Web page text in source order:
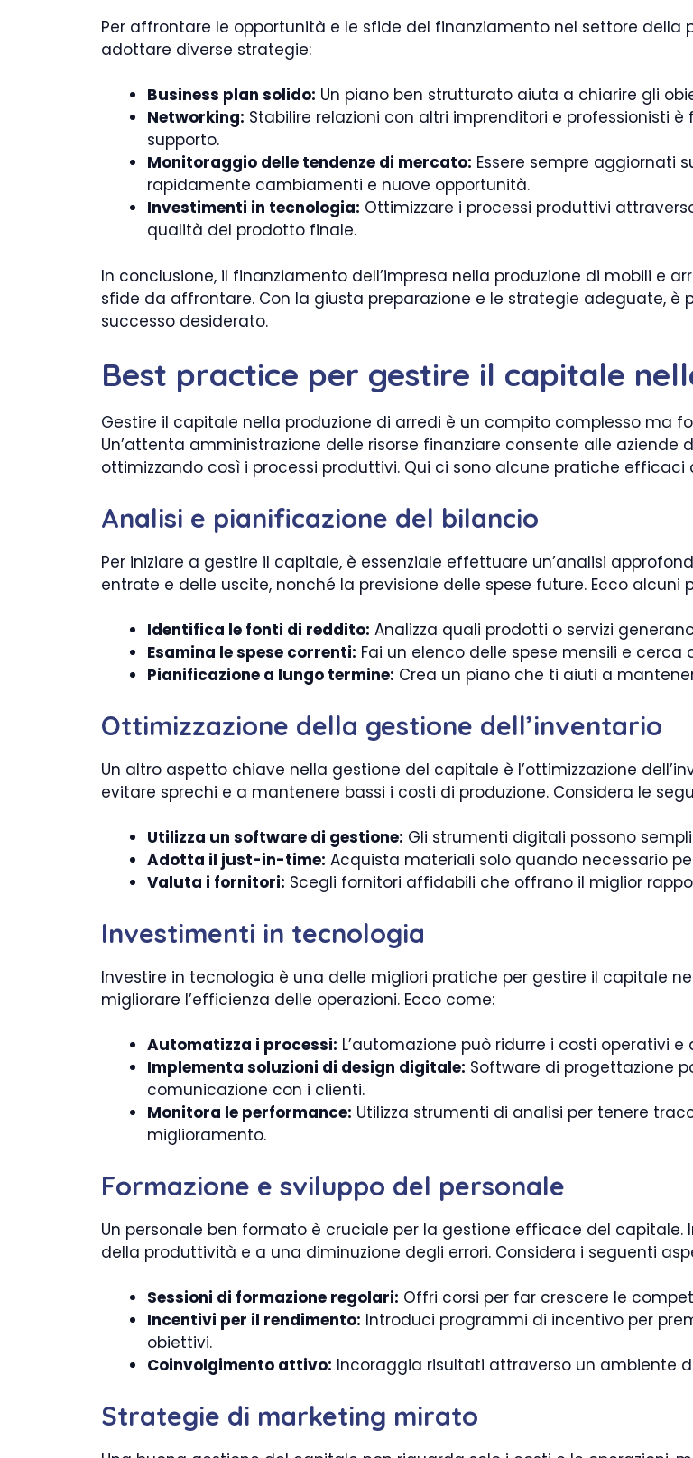
Per affrontare le opportunità e le sfide del finanziamento nel settore della
adottare diverse strategie:
Business plan solido: Un piano ben strutturato aiuta a chiarire gli
Networking: Stabilire relazioni con altri imprenditori e professionisti
supporto.
Monitoraggio delle tendenze di mercato: Essere sempre aggiornati
rapidamente cambiamenti e nuove opportunità.
Investimenti in tecnologia: Ottimizzare i processi produttivi
qualità del prodotto finale.
In conclusione, il finanziamento dell’impresa nella produzione di mobili e
sfide da affrontare. Con la giusta preparazione e le strategie adeguate, è
successo desiderato.
Best practice per gestire il capitale
Gestire il capitale nella produzione di arredi è un compito complesso ma
Un’attenta amministrazione delle risorse finanziare consente alle
ottimizzando così i processi produttivi. Qui ci sono alcune pratiche
Analisi e pianificazione del bilancio
Per iniziare a gestire il capitale, è essenziale effettuare un’analisi
entrate e delle uscite, nonché la previsione delle spese future. Ecco alcuni
Identifica le fonti di reddito: Analizza quali prodotti o servizi
Esamina le spese correnti: Fai un elenco delle spese mensili e cerca
Pianificazione a lungo termine: Crea un piano che ti aiuti a
Ottimizzazione della gestione dell’inventario
Un altro aspetto chiave nella gestione del capitale è l’ottimizzazione
evitare sprechi e a mantenere bassi i costi di produzione. Considera le
Utilizza un software di gestione: Gli strumenti digitali possono
Adotta il just-in-time: Acquista materiali solo quando necessario
Valuta i fornitori: Scegli fornitori affidabili che offrano il miglior
Investimenti in tecnologia
Investire in tecnologia è una delle migliori pratiche per gestire il capitale
migliorare l’efficienza delle operazioni. Ecco come:
Automatizza i processi: L’automazione può ridurre i costi operativi
Implementa soluzioni di design digitale: Software di progettazione
comunicazione con i clienti.
Monitora le performance: Utilizza strumenti di analisi per tenere
miglioramento.
Formazione e sviluppo del personale
Un personale ben formato è cruciale per la gestione efficace del
della produttività e a una diminuzione degli errori. Considera i seguenti
Sessioni di formazione regolari: Offri corsi per far crescere le
Incentivi per il rendimento: Introduci programmi di incentivo per
obiettivi.
Coinvolgimento attivo: Incoraggia risultati attraverso un ambiente
Strategie di marketing mirato